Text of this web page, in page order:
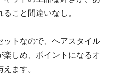
こと間違いなし。
トなので、ヘアスタイル
しめ、ポイントになるオ
ます。